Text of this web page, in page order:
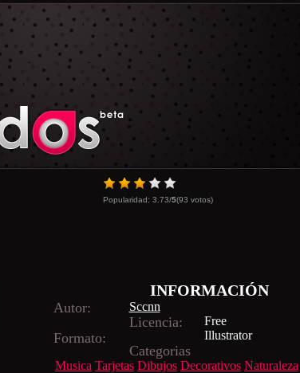
Popularidad: 3.73/5(93 votos)
INFORMACIÓN
Autor: Sccnn
Licencia: Free
Formato: Illustrator
Categorias
Musica Tarjetas Dibujos Decorativos Naturaleza